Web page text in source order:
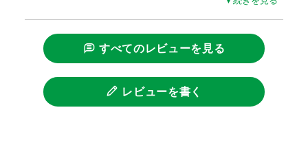
すべてのレビューを見る
レビューを書く